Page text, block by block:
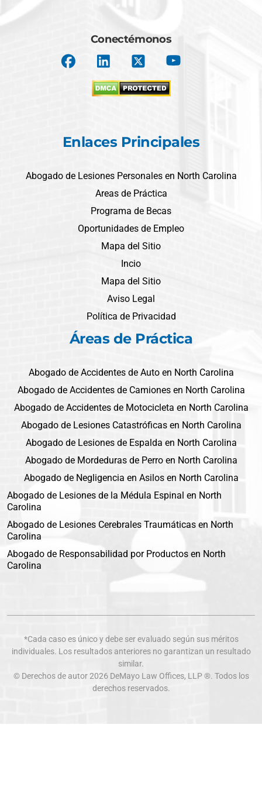
Conectémonos
Enlaces Principales
Abogado de Lesiones Personales en North Carolina
Areas de Práctica
Programa de Becas
Oportunidades de Empleo
Mapa del Sitio
Incio
Mapa del Sitio
Aviso Legal
Política de Privacidad
Áreas de Práctica
Abogado de Accidentes de Auto en North Carolina
Abogado de Accidentes de Camiones en North Carolina
Abogado de Accidentes de Motocicleta en North Carolina
Abogado de Lesiones Catastróficas en North Carolina
Abogado de Lesiones de Espalda en North Carolina
Abogado de Mordeduras de Perro en North Carolina
Abogado de Negligencia en Asilos en North Carolina
Abogado de Lesiones de la Médula Espinal en North
Carolina
Abogado de Lesiones Cerebrales Traumáticas en North
Carolina
Abogado de Responsabilidad por Productos en North
Carolina
*Cada caso es único y debe ser evaluado según sus méritos
individuales. Los resultados anteriores no garantizan un resultado
similar.
© Derechos de autor 2026 DeMayo Law Offices, LLP ®. Todos los
derechos reservados.